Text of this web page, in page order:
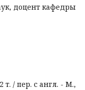
доцент кафедры
т. / пер. с англ. - М.,